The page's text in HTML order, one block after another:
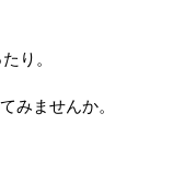
り。
みませんか。